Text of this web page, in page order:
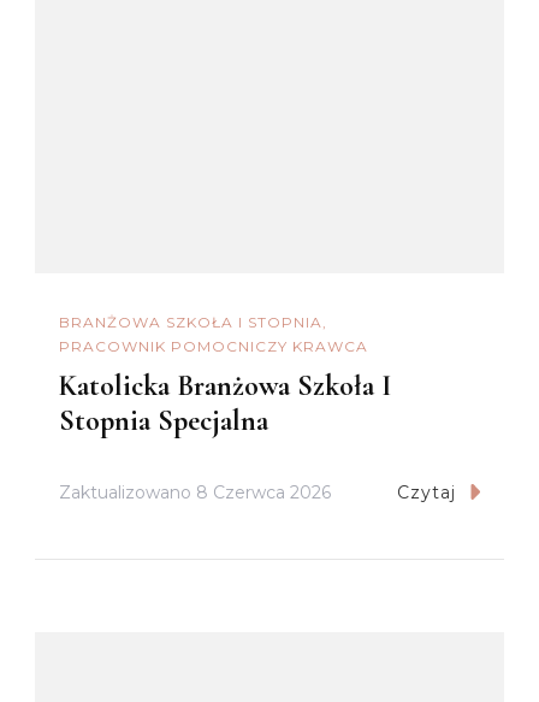
BRANŻOWA SZKOŁA I STOPNIA
PRACOWNIK POMOCNICZY KRAWCA
Katolicka Branżowa Szkoła I
Stopnia Specjalna
Zaktualizowano 8 Czerwca 2026 Czytaj